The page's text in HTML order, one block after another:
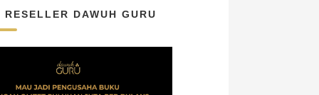
RESELLER DAWUH GURU